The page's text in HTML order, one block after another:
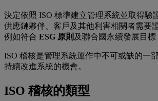
決定依照 ISO 標準建立管理系統並取得
供應鏈夥伴、客戶及其他利害相關者需要
例如符合 ESG 原則 及聯合國永續發展目標
ISO 稽核是管理系統運作中不可或缺的一
持續改進系統的機會。
ISO 稽核的類型